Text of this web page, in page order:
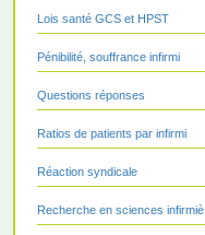
Lois santé GCS et HPST
Pénibilité, souffrance infirmi
Questions réponses
Ratios de patients par infirmi
Réaction syndicale
Recherche en sciences infirmiè